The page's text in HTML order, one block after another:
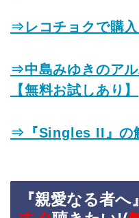
⇒レコチョクで購入
⇒中島みゆきのア
【無料お試しあり】
⇒『Singles II』の
『親愛なる者